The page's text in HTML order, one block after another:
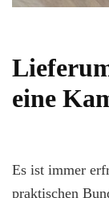
eine
Es ist immer
praktischen